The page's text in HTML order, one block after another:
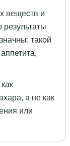
веществ и
результаты
такой
а не как
или